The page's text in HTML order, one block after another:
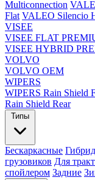
Multiconnection
Flat VALEO Silencio
VISEE
VISEE FLAT
VISEE HYBRID
VOLVO
VOLVO OEM
WIPERS
WIPERS Rain Shield
Rain Shield Rear
Типы
Бескаркасные
грузовиков Для
спойлером Задние